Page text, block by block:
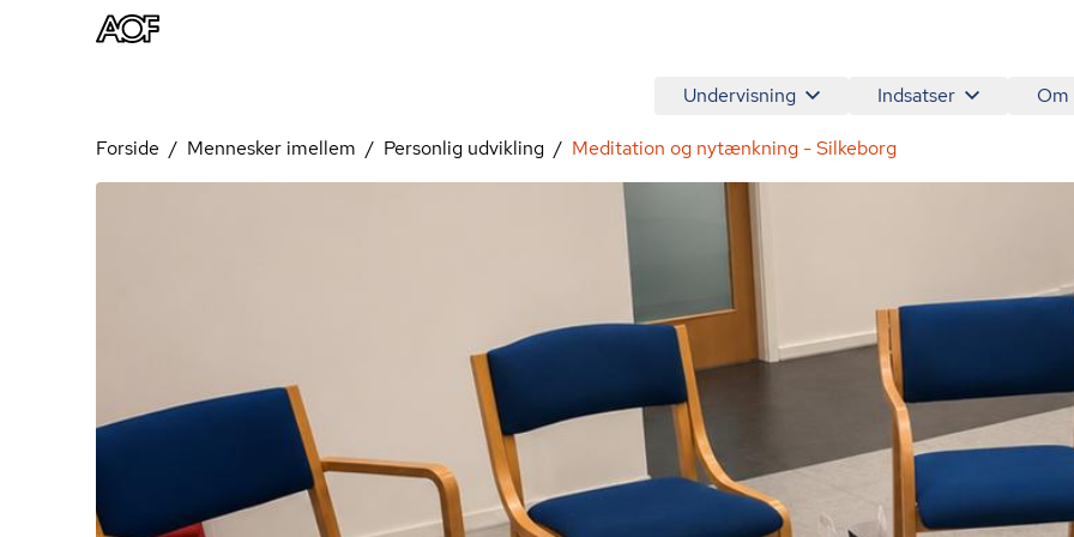
Undervisning Indsatser Om
Forside Mennesker imellem Personlig udvikling Meditation og nytænkning - Silkeborg